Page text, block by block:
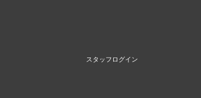
スタッフログイン